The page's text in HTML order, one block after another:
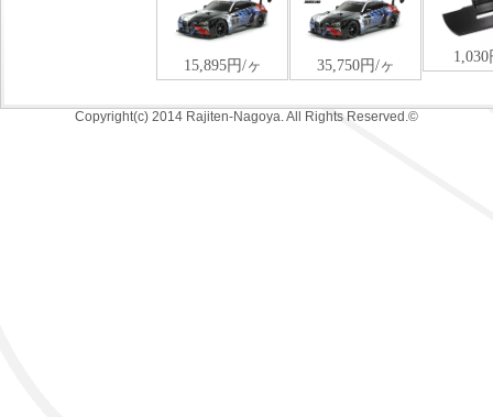
Copyright(c) 2014 Rajiten-Nagoya. All Rights Reserved.©